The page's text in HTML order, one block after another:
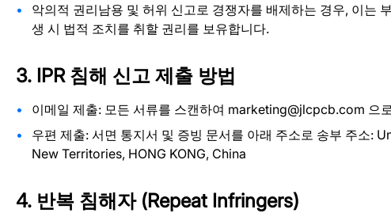
악의적 권리남용 및 허위 신고로 경쟁자를 배제하는 경우, 이는
생 시 법적 조치를 취할 권리를 보유합니다.
3. IPR 침해 신고 제출 방법
이메일 제출: 모든 서류를 스캔하여 marketing@jlcpcb.com 으
우편 제출: 서면 통지서 및 증빙 문서를 아래 주소로 송부 주소:
New Territories, HONG KONG, China
4. 반복 침해자 (Repeat Infringers)